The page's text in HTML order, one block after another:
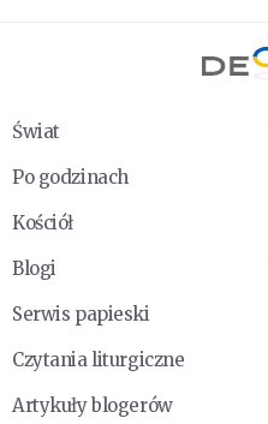
Świat
Po godzinach
Kościół
Blogi
Serwis papieski
Czytania liturgiczne
Artykuły blogerów